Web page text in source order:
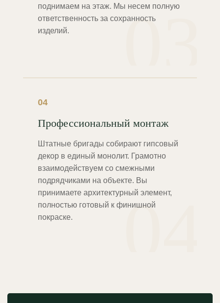
03
поднимаем на этаж. Мы несем полную
ответственность за сохранность
изделий.
04
04
Профессиональный монтаж
Штатные бригады собирают гипсовый
декор в единый монолит. Грамотно
взаимодействуем со смежными
подрядчиками на объекте. Вы
принимаете архитектурный элемент,
полностью готовый к финишной
покраске.